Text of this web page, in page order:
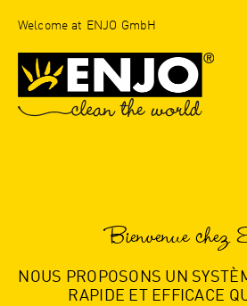
Welcome at ENJO GmbH
Bienvenue chez
NOUS PROPOSONS UN
RAPIDE ET EFFICACE